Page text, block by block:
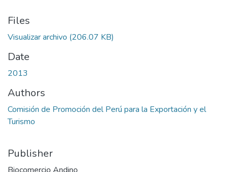
Files
Visualizar archivo (206.07 KB)
Date
2013
Authors
Comisión de Promoción del Perú para la Exportación y el
Turismo
Publisher